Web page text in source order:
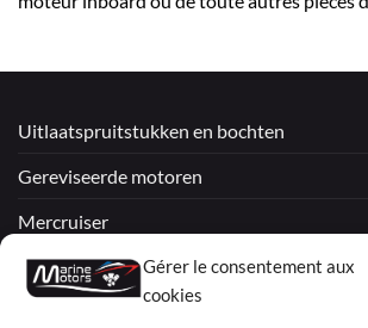
Gérer le consentement aux
cookies
Uitlaatspruitstukken en bochten
Gereviseerde motoren
Mercruiser
VOLVO PENTA / OMC